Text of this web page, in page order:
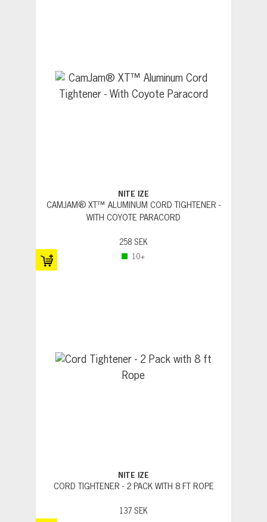
NITE IZE
CAMJAM® XT™ ALUMINUM CORD TIGHTENER -
WITH COYOTE PARACORD
258 SEK
10+
NITE IZE
CORD TIGHTENER - 2 PACK WITH 8 FT ROPE
137 SEK